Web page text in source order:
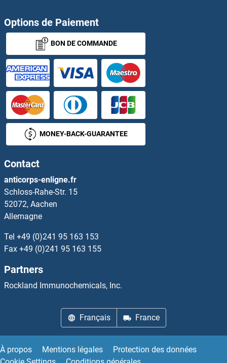
FLRT3 Kits ELISA
FLT1 Kits ELISA
FLT3 Kits ELISA
FLT3LG Kits ELISA
FLT4 Kits ELISA
FMN1 Kits ELISA
FMNL2 Kits ELISA
FMO1 Kits ELISA
FMR1 Kits ELISA
FN3K Kits ELISA
FN3KRP Kits ELISA
FNBP1L Kits ELISA
Options de Paiement
BON DE COMMANDE
MONEY-BACK-GUARANTEE
Contact
anticorps-enligne.fr
Schloss-Rahe-Str. 15
52072, Aachen
Allemagne
Tel +49 (0)241 95 163 153
Fax +49 (0)241 95 163 155
Partners
Rockland Immunochemicals, Inc.
Français France
À propos Mentions légales
Protection des données